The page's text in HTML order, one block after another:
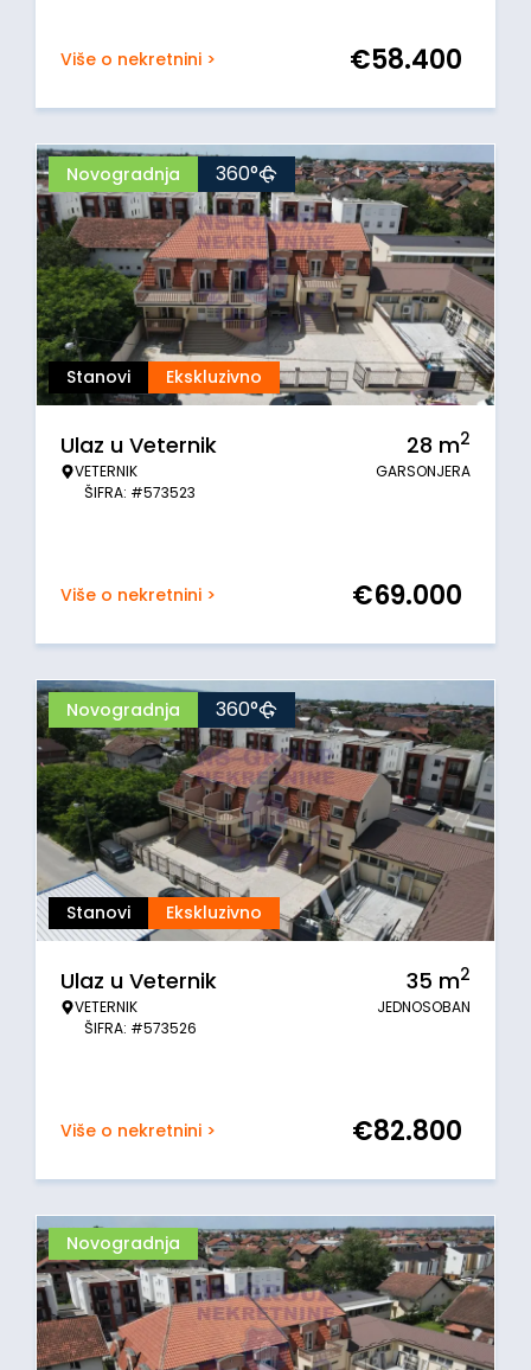
Više o nekretnini > €58.400
Stanovi Ekskluzivno
Novogradnja 360°
Ulaz u Veternik
VETERNIK
ŠIFRA: #573523
28 m2
GARSONJERA
Više o nekretnini > €69.000
Stanovi Ekskluzivno
Novogradnja 360°
Ulaz u Veternik
VETERNIK
ŠIFRA: #573526
35 m2
JEDNOSOBAN
Više o nekretnini > €82.800
Novogradnja